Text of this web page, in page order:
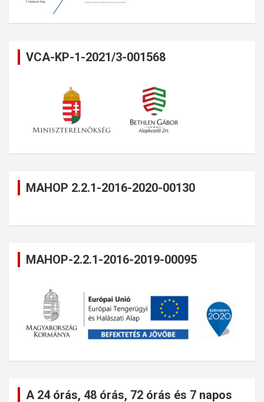
VCA-KP-1-2021/3-001568
MAHOP 2.2.1-2016-2020-00130
MAHOP-2.2.1-2016-2019-00095
A 24 órás, 48 órás, 72 órás és 7 napos